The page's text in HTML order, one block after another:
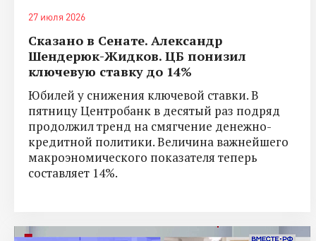
27 июля 2026
Сказано в Сенате. Александр
Шендерюк-Жидков. ЦБ понизил
ключевую ставку до 14%
Юбилей у снижения ключевой ставки. В
пятницу Центробанк в десятый раз подряд
продолжил тренд на смягчение денежно-
кредитной политики. Величина важнейшего
макроэномического показателя теперь
составляет 14%.